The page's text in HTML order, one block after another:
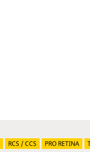
RCS / CCS PRO RETINA